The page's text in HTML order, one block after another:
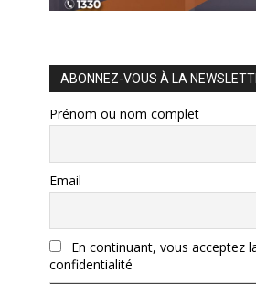
ABONNEZ-VOUS À LA
Prénom ou nom complet
Email
En continuant, vous acceptez
confidentialité